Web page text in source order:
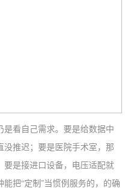
看自己需求。要是给数据中
推迟；要是医院手术室，那
是接进口设备，电压适配就
把“定制”当惯例服务的，的确